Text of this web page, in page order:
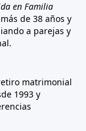
en Familia
de 38 años y
a parejas y
matrimonial
1993 y